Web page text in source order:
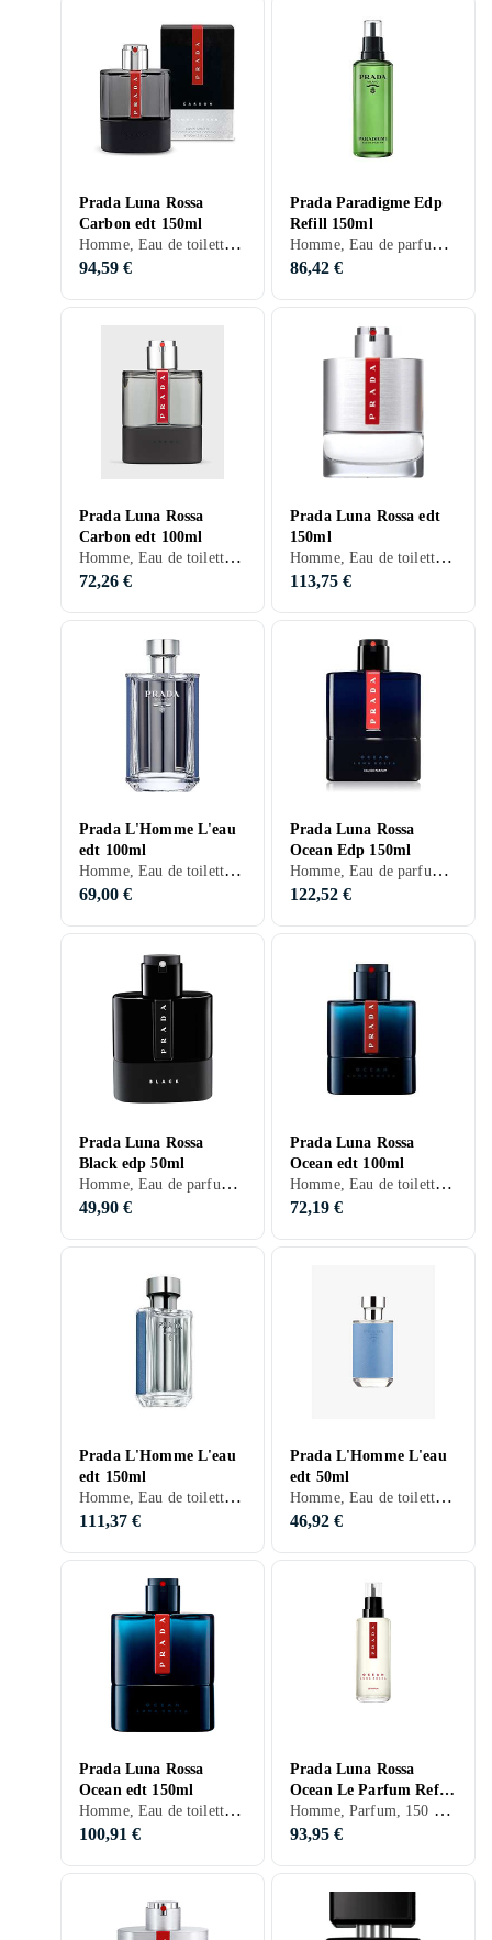
Prada Luna Rossa
Carbon edt 150ml
Homme, Eau de toilette, 150 ml, Luna Rossa, Lavande, Bergamote, Poivre, Patchouli, Ambre gris
94,59 €
Prada Paradigme Edp
Refill 150ml
Homme, Eau de parfum, 150 ml
86,42 €
Prada Luna Rossa
Carbon edt 100ml
Homme, Eau de toilette, 100 ml, Luna Rossa, Apelsin, Poires, Lavande, Ros, Bergamote, Poivre, Patchouli, Cuir, Vanille, Ambre gris
72,26 €
Prada Luna Rossa edt
150ml
Homme, Eau de toilette, 150 ml, Luna Rossa, Musc, Ambrette, Apelsin, Menthe, Violette, Lavande, Citron, Salvia, Orange amère, Cuir, Ambre gris
113,75 €
Prada L'Homme L'eau
edt 100ml
Homme, Eau de toilette, 100 ml, Prada L'Homme, Musc, Bois de cèdre, Bois de santal, Mandarine, Neroli, Pomme, Ros, Muguet, Romarin, Poivre, Héliotrope, Gingembre, Cuir, Ylang Ylang, Lilas, Ambre gris, Iris
69,00 €
Prada Luna Rossa
Ocean Edp 150ml
Homme, Eau de parfum, 150 ml, Luna Rossa
122,52 €
Prada Luna Rossa
Black edp 50ml
Homme, Eau de parfum, 50 ml, Luna Rossa, Musc, Mandarine, Lavande, Citron, Ros, Bergamote, Salvia, Bois, Patchouli, Orange amère, Jasmin, Ambre gris, Marguerite
49,90 €
Prada Luna Rossa
Ocean edt 100ml
Homme, Eau de toilette, 100 ml, Luna Rossa, Lavande, Ros
72,19 €
Prada L'Homme L'eau
edt 150ml
Homme, Eau de toilette, 150 ml, Prada L'Homme, Bois de santal, Neroli, Gingembre, Cuir, Ambre gris, Iris
111,37 €
Prada L'Homme L'eau
edt 50ml
Homme, Eau de toilette, 50 ml, Prada L'Homme, Musc, Bois de cèdre, Bois de santal, Neroli, Pomme, Citron, Ros, Muguet, Héliotrope, Gingembre, Cuir, Ylang Ylang, Lilas, Ambre gris, Iris
46,92 €
Prada Luna Rossa
Ocean edt 150ml
Homme, Eau de toilette, 150 ml, Luna Rossa, Musc, Lavande, Vétiver, Patchouli, Safran, Iris
100,91 €
Prada Luna Rossa
Ocean Le Parfum Refill
150ml
Homme, Parfum, 150 ml, Luna Rossa
93,95 €